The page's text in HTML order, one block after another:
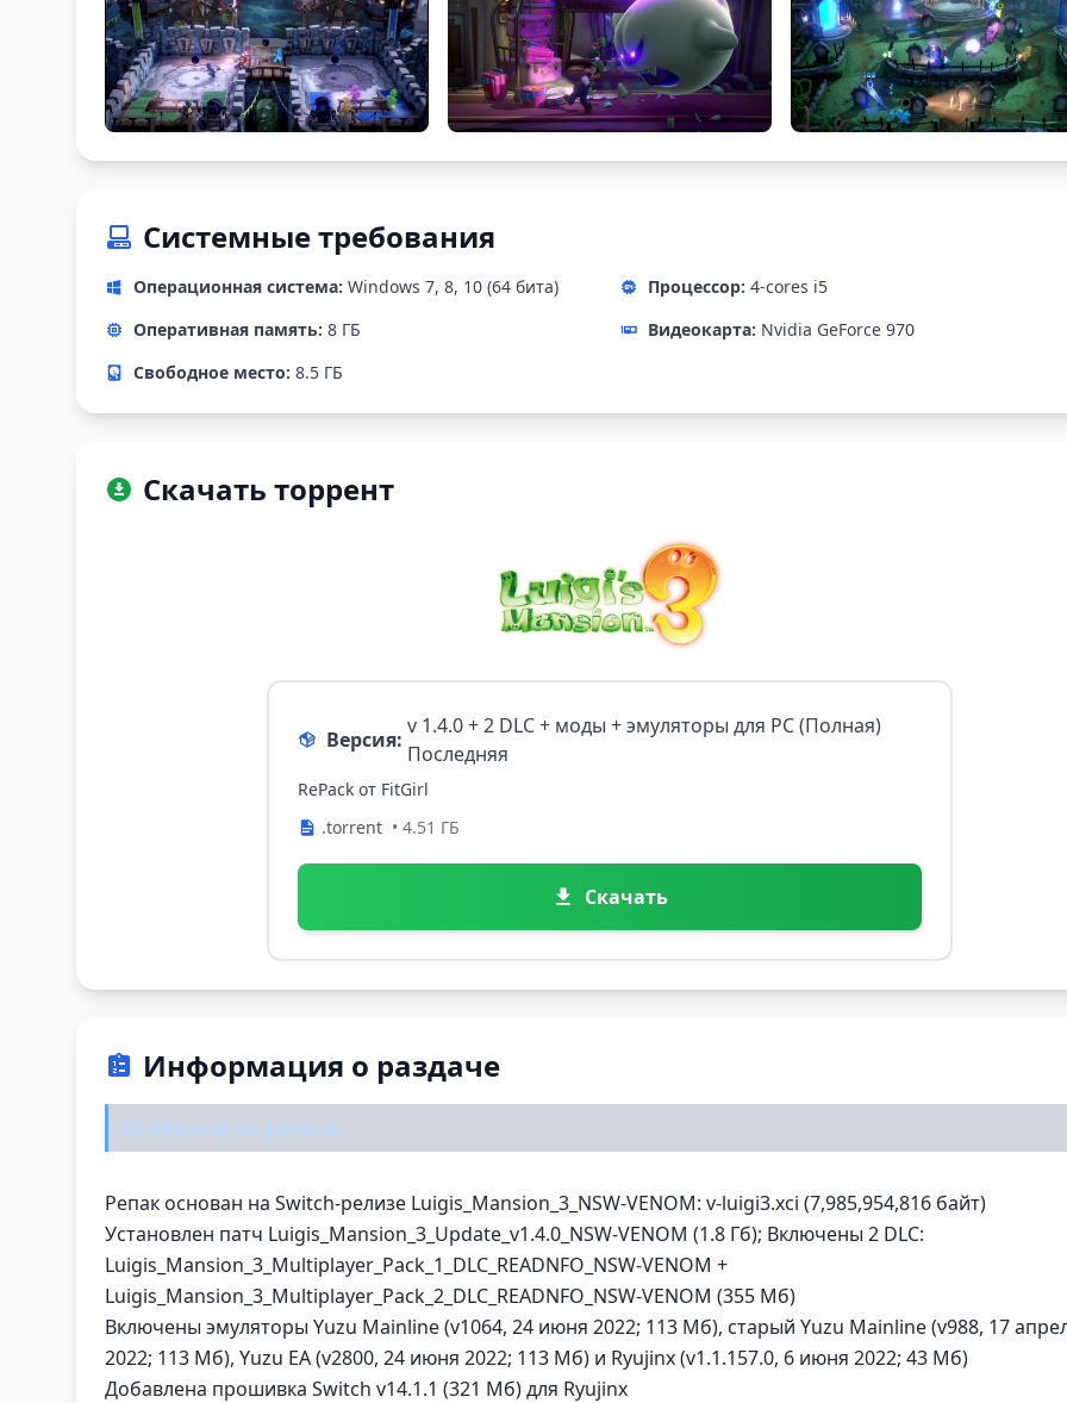
Системные требования
Операционная система: Windows 7, 8, 10 (64 бита) Процессор: 4-cores i5
Оперативная память: 8 ГБ Видеокарта: Nvidia GeForce 970
Свободное место: 8.5 ГБ
Скачать торрент
Версия:
v 1.4.0 + 2 DLC + моды + эмуляторы для PC (Полная)
Последняя
RePack от FitGirl
.torrent • 4.51 ГБ
Скачать
Информация о раздаче
Особенности репака:
Репак основан на Switch-релизе Luigis_Mansion_3_NSW-VENOM: v-luigi3.xci (7,985,954,816 байт)
Установлен патч Luigis_Mansion_3_Update_v1.4.0_NSW-VENOM (1.8 Гб); Включены 2 DLC:
Luigis_Mansion_3_Multiplayer_Pack_1_DLC_READNFO_NSW-VENOM +
Luigis_Mansion_3_Multiplayer_Pack_2_DLC_READNFO_NSW-VENOM (355 Mб)
Включены эмуляторы Yuzu Mainline (v1064, 24 июня 2022; 113 Mб), старый Yuzu Mainline (v988, 17
2022; 113 Mб), Yuzu EA (v2800, 24 июня 2022; 113 Mб) и Ryujinx (v1.1.157.0, 6 июня 2022; 43 Mб)
Добавлена прошивка Switch v14.1.1 (321 Мб) для Ryujinx